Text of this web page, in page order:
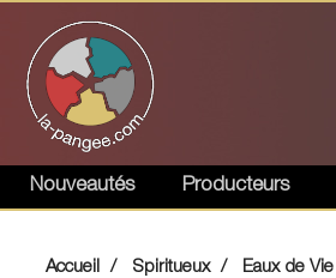
Nouveautés Producteurs
Accueil Spiritueux Eaux de Vie